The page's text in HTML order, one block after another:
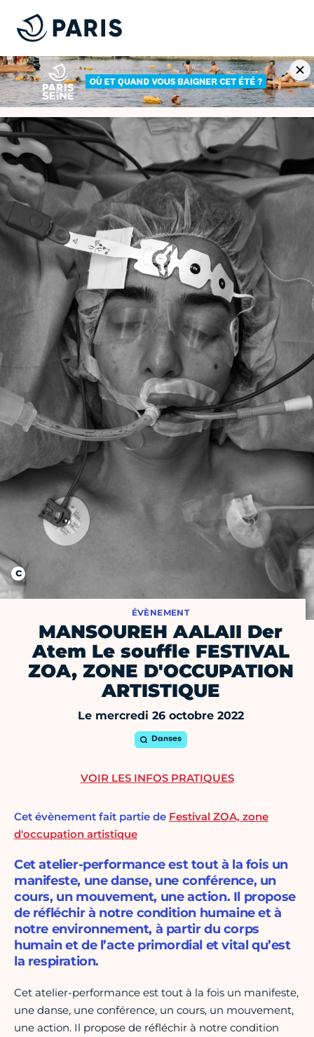
ÉVÈNEMENT
MANSOUREH AALAII Der
Atem Le souffle FESTIVAL
ZOA, ZONE D'OCCUPATION
ARTISTIQUE
Le mercredi 26 octobre 2022
Danses
Cet évènement fait partie de Festival ZOA, zone
d'occupation artistique
Cet atelier-performance est tout à la fois un
manifeste, une danse, une conférence, un
cours, un mouvement, une action. Il propose
de réfléchir à notre condition humaine et à
notre environnement, à partir du corps
humain et de l’acte primordial et vital qu’est
la respiration.
Cet atelier-performance est tout à la fois un manifeste,
une danse, une conférence, un cours, un mouvement,
une action. Il propose de réfléchir à notre condition
VOIR LES INFOS PRATIQUES